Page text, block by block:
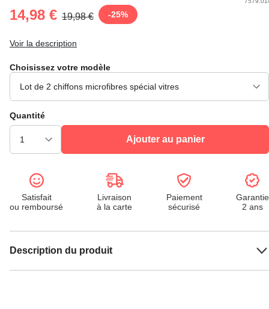
14,98 € 19,98 € -25%
Voir la description
Choisissez votre modèle
Quantité
Ajouter au panier
Satisfait
ou remboursé
Livraison
à la carte
Paiement
sécurisé
Garantie
2 ans
Description du produit